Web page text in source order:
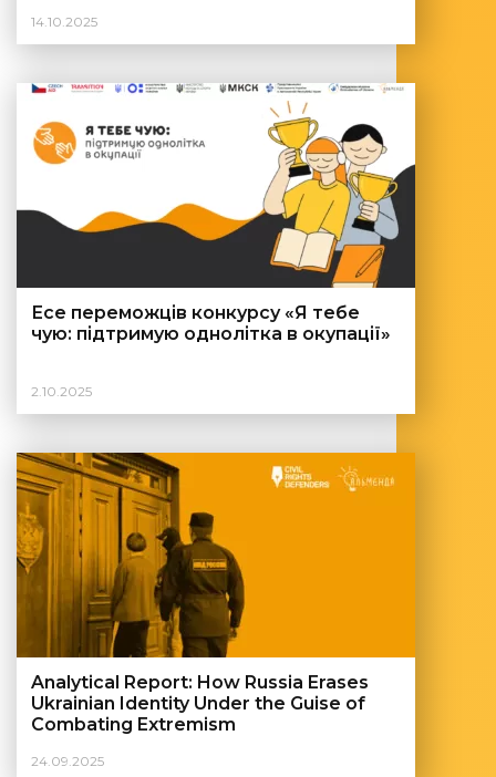
14.10.2025
Есе переможців конкурсу «Я тебе
чую: підтримую однолітка в окупації»
2.10.2025
Analytical Report: How Russia Erases
Ukrainian Identity Under the Guise of
Combating Extremism
24.09.2025